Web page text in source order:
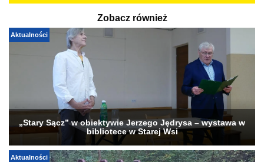
Zobacz również
Aktualności
„Stary Sącz” w obiektywie Jerzego Jędrysa – wystawa w
bibliotece w Starej Wsi
Aktualności